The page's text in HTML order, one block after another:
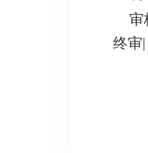
审
终审